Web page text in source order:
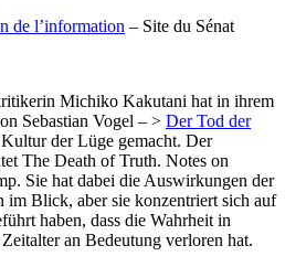
de l’information – Site du Sénat
Michiko Kakutani hat in ihrem
Sebastian Vogel – > Der Tod der
der Lüge gemacht. Der
The Death of Truth. Notes on
Sie hat dabei die Auswirkungen der
im Blick, aber sie konzentriert sich auf
haben, dass die Wahrheit in
an Bedeutung verloren hat.